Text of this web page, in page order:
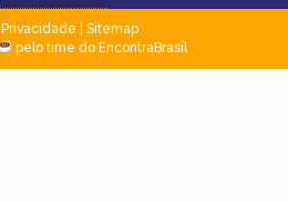
Privacidade
Sitemap
pelo time do EncontraBrasil